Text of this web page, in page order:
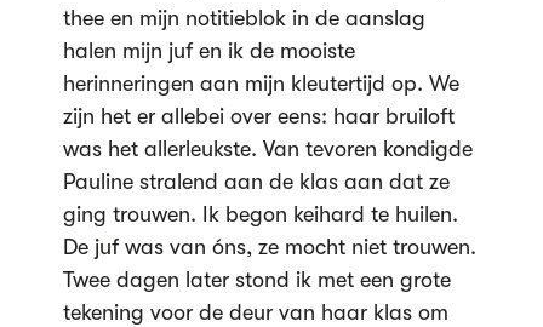
thee en mijn notitieblok in de aanslag
halen mijn juf en ik de mooiste
herinneringen aan mijn kleutertijd op. We
zijn het er allebei over eens: haar bruiloft
was het allerleukste. Van tevoren kondigde
Pauline stralend aan de klas aan dat ze
ging trouwen. Ik begon keihard te huilen.
De juf was van óns, ze mocht niet trouwen.
Twee dagen later stond ik met een grote
tekening voor de deur van haar klas om